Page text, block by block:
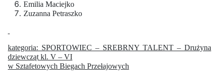
Emilia Maciejko
Zuzanna Petraszko
kategoria: SPORTOWIEC – SREBRNY TALENT – Drużyna
dziewcząt kl. V – VI
w Sztafetowych Biegach Przełajowych